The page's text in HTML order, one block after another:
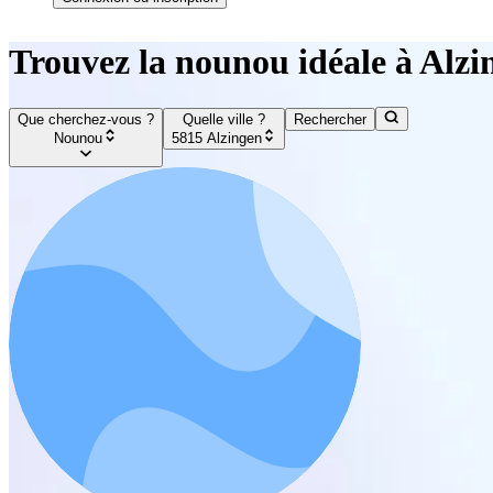
Trouvez la nounou idéale à
Que cherchez-vous ?
Nounou
Quelle ville ?
5815 Alzingen
Rechercher